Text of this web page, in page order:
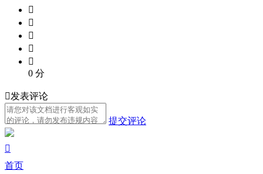





0 分
发表评论
提交评论

首页